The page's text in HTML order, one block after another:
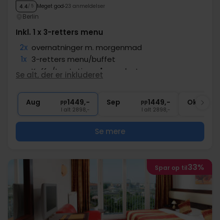
4.4/ 5 Meget god 23 anmeldelser
Berlin
Inkl. 1 x 3-retters menu
2x overnatninger m. morgenmad
1x 3-retters menu/buffet
∞
Kaffe/te station på værelset
∞ Adgang til wellnessafdeling
Se alt, der er inkluderet
Aug pp1449,-
I alt 2898,-
Sep pp1449,-
I alt 2898,-
Okt
Se mere
Spar op til33%